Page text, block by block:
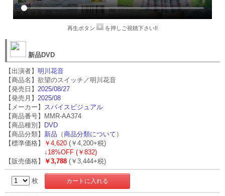
再生ボタン を押しご視聴下さい!!
新品DVD
【出演者】明川花音
【商品名】欲望のスイッチ／明川花音
【発売日】 2025/08/27
【発売月】 2025/08
【メーカー】
スパイスビジュアル
【商品番号】MMR-AA374
【商品種別】 DVD
【商品分類】 新品 （商品分類について ）
【標準価格】
￥4,620 (￥4,200+税)
↓ 18%OFF (￥832)
【販売価格】
￥3,788 (￥3,444+税)
枚